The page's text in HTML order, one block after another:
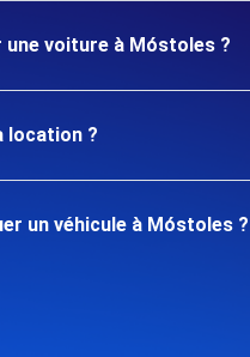
voiture à Móstoles ?
location ?
un véhicule à Móstoles ?